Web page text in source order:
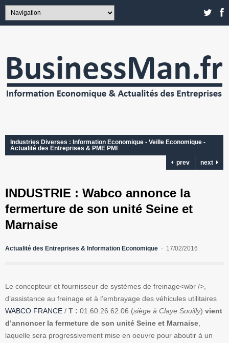
Industries Diverses : Information Economique - Veille Economique -
Actualité des Entreprises & PME PMI
prev
next
INDUSTRIE : Wabco annonce la
fermerture de son unité Seine et
Marnaise
Actualité des Entreprises & Information Economique 17/02/2016
Le concepteur et fournisseur de systèmes de freinage<wbr />,
d’assistance au freinage et à l’embrayage des véhicules utilitaires
WABCO FRANCE / T : 01.60.26.62.06 (siège à Claye Souilly) vient
d’annoncer la fermeture de son unité Seine et Marnaise,
laquelle sera progressivement mise en oeuvre pour aboutir à un